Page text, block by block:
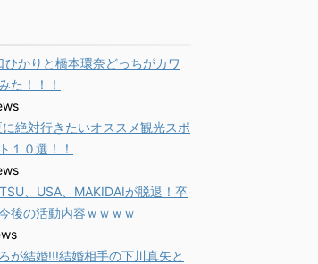
ひかりと橋本環奈どっちがカワ
た！！！
に絶対行きたいオススメ観光スポ
１０選！！
、USA、MAKIDAIが脱退！卒
後の活動内容ｗｗｗｗ
が結婚!!!結婚相手の下川真矢と